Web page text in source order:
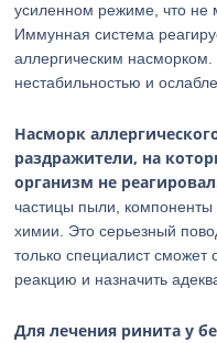
усиленном режиме, что не
Иммунная система
аллергическим
нестабильностью и
Насморк
раздражители, на
организм не
частицы пыли, компоненты
химии. Это серьезный
только специалист сможет
реакцию и назначить
Для лечения ринита у